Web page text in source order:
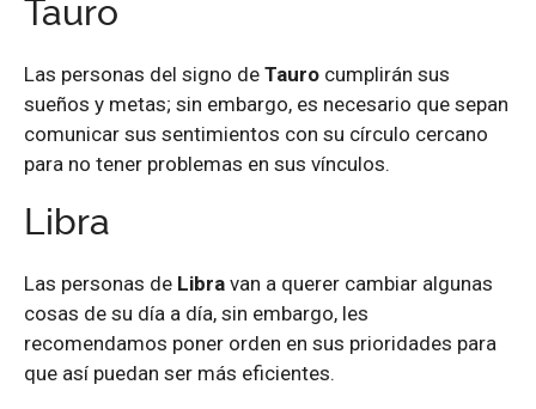
Tauro
Las personas del signo de Tauro cumplirán sus
sueños y metas; sin embargo, es necesario que sepan
comunicar sus sentimientos con su círculo cercano
para no tener problemas en sus vínculos.
Libra
Las personas de Libra van a querer cambiar algunas
cosas de su día a día, sin embargo, les
recomendamos poner orden en sus prioridades para
que así puedan ser más eficientes.